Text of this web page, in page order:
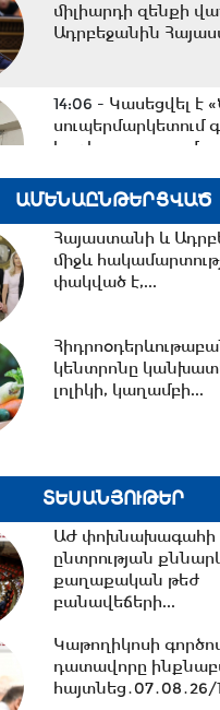
միլիարդի զենքի
Ադրբեջանին
14:06 - Կասեցվել է
սուպերմարկետում
հացի
բացահայտվել է 1,3
թաքցված
միջկառավարական
ընդլայնված
«Մոսադ»-ի հետ կապ
12:15 -Նիկոլ
պատասխանել է
լրատվամիջոցների
11:26 -Եվրասիական
տնտեսական
ԱՄԵՆԱԸՆԹԵՐՑՎԱԾ
Հայաստանի և
միջև
փակված է,...
կենտրոնը
լոլիկի, կաղամբի...
ՏԵՍԱՆՅՈՒԹԵՐ
ԱԺ փոխնախագահի
ընտրության
քաղաքական թեժ
բանավեճերի...
Կաթողիկոսի
դատավորը
հայտնեց․07․08․26/